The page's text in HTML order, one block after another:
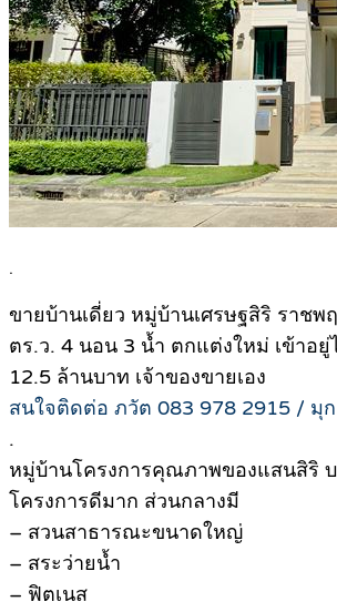
.
ขายบ้านเดี่ยว หมู่บ้านเศรษฐสิริ ราช
ตร.ว. 4 นอน 3 น้ำ ตกแต่งใหม่ เข้าอ
12.5 ล้านบาท เจ้าของขายเอง
สนใจติดต่อ ภวัต 083 978 2915 / มุ
.
หมู่บ้านโครงการคุณภาพของแสนสิริ
โครงการดีมาก ส่วนกลางมี
– สวนสาธารณะขนาดใหญ่
– สระว่ายน้ำ
– ฟิตเนส